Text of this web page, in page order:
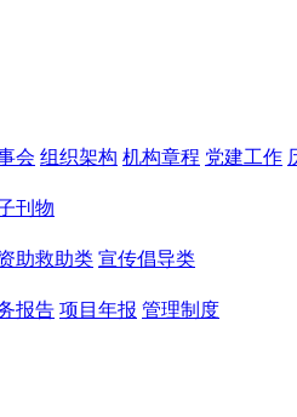
会 组织架构 机构章程 党建工作
刊物
助救助类 宣传倡导类
报告 项目年报 管理制度